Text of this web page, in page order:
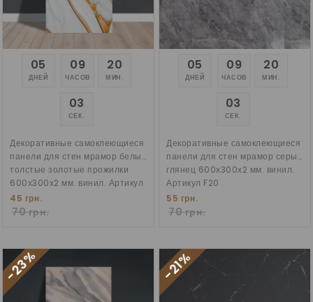
05
ДНЕЙ
09
ЧАСОВ
20
МИН.
02
СЕК.
Декоративные самоклеющиеся
панели для стен мрамор белый
толстые золотые прожилки
600х300х2 мм. винил. Артикул
F64
45 грн.
70 грн.
05
ДНЕЙ
09
ЧАСОВ
20
МИН.
02
СЕК.
Декоративные самоклеющиеся
панели для стен мрамор серый
глянец 600х300х2 мм. винил.
Артикул F20
55 грн.
70 грн.
-23% -21%